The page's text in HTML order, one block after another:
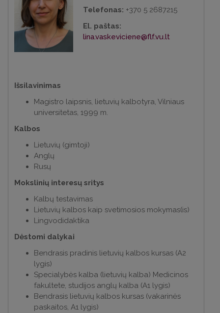
Telefonas: +370 5 2687215
El. paštas:
lina.vaskeviciene@flf.vu.lt
Išsilavinimas
Magistro laipsnis, lietuvių kalbotyra, Vilniaus
universitetas, 1999 m.
Kalbos
Lietuvių (gimtoji)
Anglų
Rusų
Mokslinių interesų sritys
Kalbų testavimas
Lietuvių kalbos kaip svetimosios mokymas(is)
Lingvodidaktika
Dėstomi dalykai
Bendrasis pradinis lietuvių kalbos kursas (A2
lygis)
Specialybės kalba (lietuvių kalba) Medicinos
fakultete, studijos anglų kalba (A1 lygis)
Bendrasis lietuvių kalbos kursas (vakarinės
paskaitos, A1 lygis)